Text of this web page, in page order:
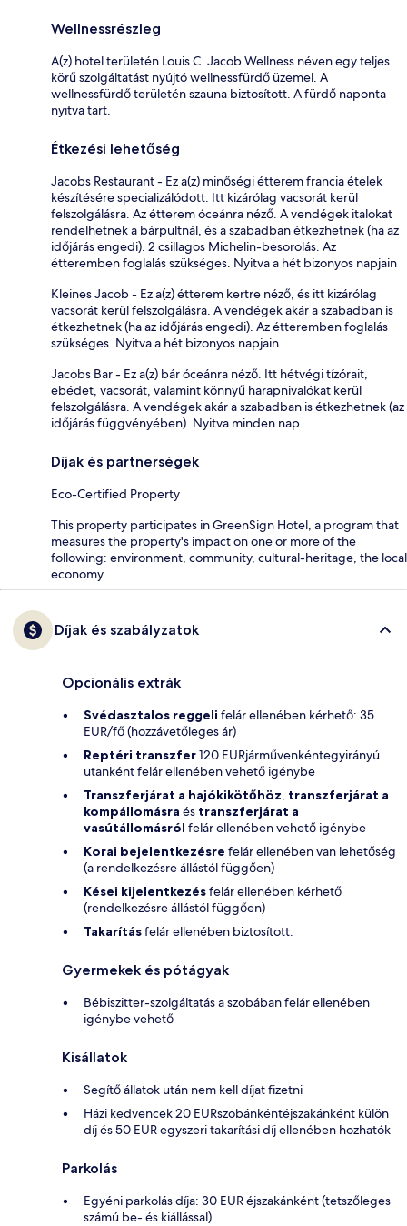
Wellnessrészleg
A(z) hotel területén Louis C. Jacob Wellness néven egy teljes
körű szolgáltatást nyújtó wellnessfürdő üzemel. A
wellnessfürdő területén szauna biztosított. A fürdő naponta
nyitva tart.
Étkezési lehetőség
Jacobs Restaurant - Ez a(z) minőségi étterem francia ételek
készítésére specializálódott. Itt kizárólag vacsorát kerül
felszolgálásra. Az étterem óceánra néző. A vendégek italokat
rendelhetnek a bárpultnál, és a szabadban étkezhetnek (ha az
időjárás engedi). 2 csillagos Michelin-besorolás. Az
étteremben foglalás szükséges. Nyitva a hét bizonyos napjain
Kleines Jacob - Ez a(z) étterem kertre néző, és itt kizárólag
vacsorát kerül felszolgálásra. A vendégek akár a szabadban is
étkezhetnek (ha az időjárás engedi). Az étteremben foglalás
szükséges. Nyitva a hét bizonyos napjain
Jacobs Bar - Ez a(z) bár óceánra néző. Itt hétvégi tízórait,
ebédet, vacsorát, valamint könnyű harapnivalókat kerül
felszolgálásra. A vendégek akár a szabadban is étkezhetnek (az
időjárás függvényében). Nyitva minden nap
Díjak és partnerségek
Eco-Certified Property
This property participates in GreenSign Hotel, a program that
measures the property's impact on one or more of the
following: environment, community, cultural-heritage, the local
economy.
Díjak és szabályzatok
Opcionális extrák
Svédasztalos reggeli felár ellenében kérhető: 35
EUR/fő (hozzávetőleges ár)
Reptéri transzfer120 EURjárművenkéntegyirányú
utanként felár ellenében vehető igénybe
Transzferjárat a hajókikötőhöz, transzferjárat a
kompállomásra és transzferjárat a
vasútállomásról felár ellenében vehető igénybe
Korai bejelentkezésre felár ellenében van lehetőség
(a rendelkezésre állástól függően)
Kései kijelentkezésfelár ellenében kérhető
(rendelkezésre állástól függően)
Takarításfelár ellenében biztosított.
Gyermekek és pótágyak
Bébiszitter-szolgáltatás a szobában felár ellenében
igénybe vehető
Kisállatok
Segítő állatok után nem kell díjat fizetni
Házi kedvencek 20 EURszobánkéntéjszakánként külön
díj és 50 EUR egyszeri takarítási díj ellenében hozhatók
Parkolás
Egyéni parkolás díja: 30 EUR éjszakánként (tetszőleges
számú be- és kiállással)